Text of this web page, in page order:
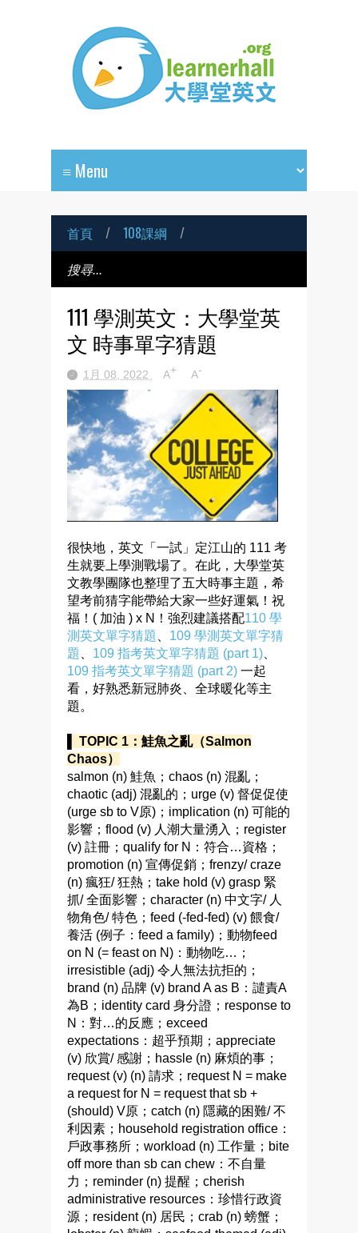
首頁 / 108課綱 /
111 學測英文：大學堂英
文 時事單字猜題
1月 08, 2022 A+ A-
很快地，英文「一試」定江山的 111 考
生就要上學測戰場了。在此，大學堂英
文教學團隊也整理了五大時事主題，希
望考前猜字能帶給大家一些好運氣！祝
福！( 加油 ) x N！強烈建議搭配110 學
測英文單字猜題
109 學測英文單字猜
題
109 指考英文單字猜題 (part 1)
109 指考英文單字猜題 (part 2) 一起
看，好熟悉新冠肺炎、全球暖化等主
題。
▌ TOPIC 1：鮭魚之亂（Salmon
Chaos）
salmon (n) 鮭魚；chaos (n) 混亂；
chaotic (adj) 混亂的；urge (v) 督促促使
(urge sb to V原)；implication (n) 可能的
影響；flood (v) 人潮大量湧入；register
(v) 註冊；qualify for N：符合…資格；
promotion (n) 宣傳促銷；frenzy/ craze
(n) 瘋狂/ 狂熱；take hold (v) grasp 緊
抓/ 全面影響；character (n) 中文字/ 人
物角色/ 特色；feed (-fed-fed) (v) 餵食/
養活 (例子：feed a family)；動物feed
on N (= feast on N)：動物吃…；
irresistible (adj) 令人無法抗拒的；
brand (n) 品牌 (v) brand A as B：譴責A
為B；identity card 身分證；response to
N：對…的反應；exceed
expectations：超乎預期；appreciate
(v) 欣賞/ 感謝；hassle (n) 麻煩的事；
request (v) (n) 請求；request N = make
a request for N = request that sb +
(should) V原；catch (n) 隱藏的困難/ 不
利因素；household registration office：
戶政事務所；workload (n) 工作量；bite
off more than sb can chew：不自量
力；reminder (n) 提醒；cherish
administrative resources：珍惜行政資
源；resident (n) 居民；crab (n) 螃蟹；